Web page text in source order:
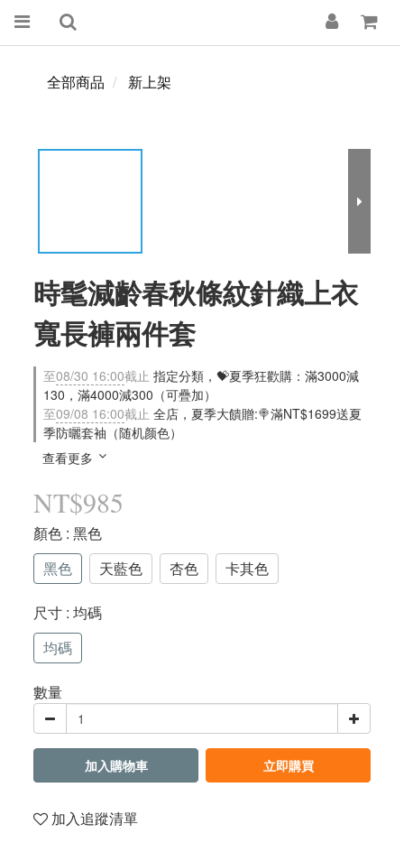
全部商品 新上架
時髦減齡春秋條紋針織上衣
寬長褲兩件套
至08/30 16:00截止 指定分類，💝夏季狂歡購：滿3000減
130，滿4000減300（可疊加）
至09/08 16:00截止 全店，夏季大饋贈:🍭滿NT$1699送夏
季防曬套袖（随机颜色）
查看更多
NT$985
顏色 : 黑色
黑色
天藍色 杏色 卡其色
尺寸 : 均碼
均碼
數量
加入購物車 立即購買
加入追蹤清單